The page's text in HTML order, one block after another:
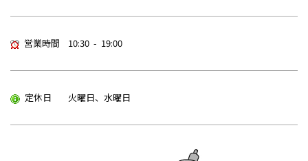
営業時間 10:30 - 19:00
定休日 火曜日、水曜日